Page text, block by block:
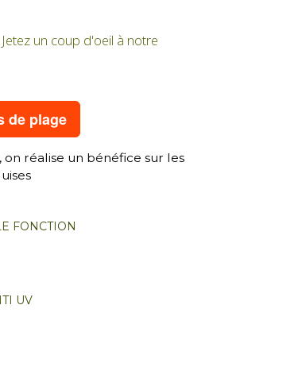
un coup d'oeil à notre
de plage
réalise un bénéfice sur les
FONCTION
UV